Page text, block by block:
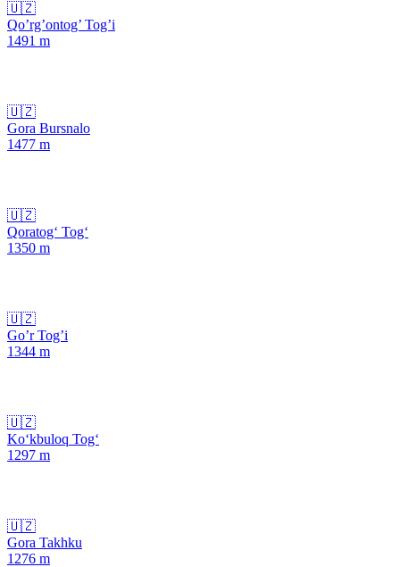
🇺🇿
Qo’rg’ontog’ Tog’i
1491 m
🇺🇿
Gora Bursnalo
1477 m
🇺🇿
Qoratog‘ Tog‘
1350 m
🇺🇿
Go’r Tog’i
1344 m
🇺🇿
Ko‘kbuloq Tog‘
1297 m
🇺🇿
Gora Takhku
1276 m